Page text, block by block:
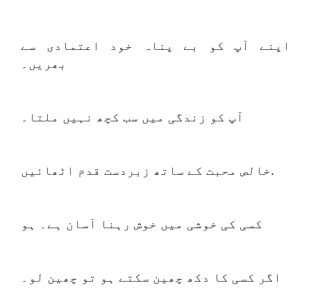
اپنے آپ کو بے پناہ خود اعتمادی سے
بھریں۔
آپ کو زندگی میں سب کچھ نہیں ملتا۔
خالص محبت کے ساتھ زبردست قدم اٹھائیں.
کسی کی خوشی میں خوش رہنا آسان ہے۔ ہو
اگر کسی کا دکھ چھین سکتے ہو تو چھین لو۔